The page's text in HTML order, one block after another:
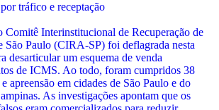
tráfico e receptação